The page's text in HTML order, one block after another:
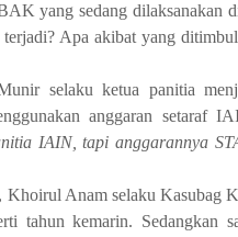
yang sedang dilaksanakan
Apa akibat yang
selaku ketua panitia
anggaran setaraf
IAIN, tapi anggarannya
Anam selaku Kasubag
tahun kemarin. Sedangkan